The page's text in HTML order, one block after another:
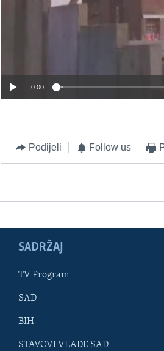
0:00
Podijeli Follow us
SADRŽAJ
TV Program
SAD
BIH
STAVOVI VLADE SAD